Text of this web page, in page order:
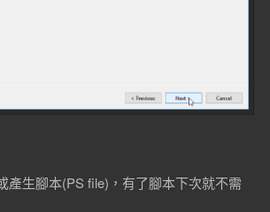
產生腳本(PS file)，有了腳本下次就不需